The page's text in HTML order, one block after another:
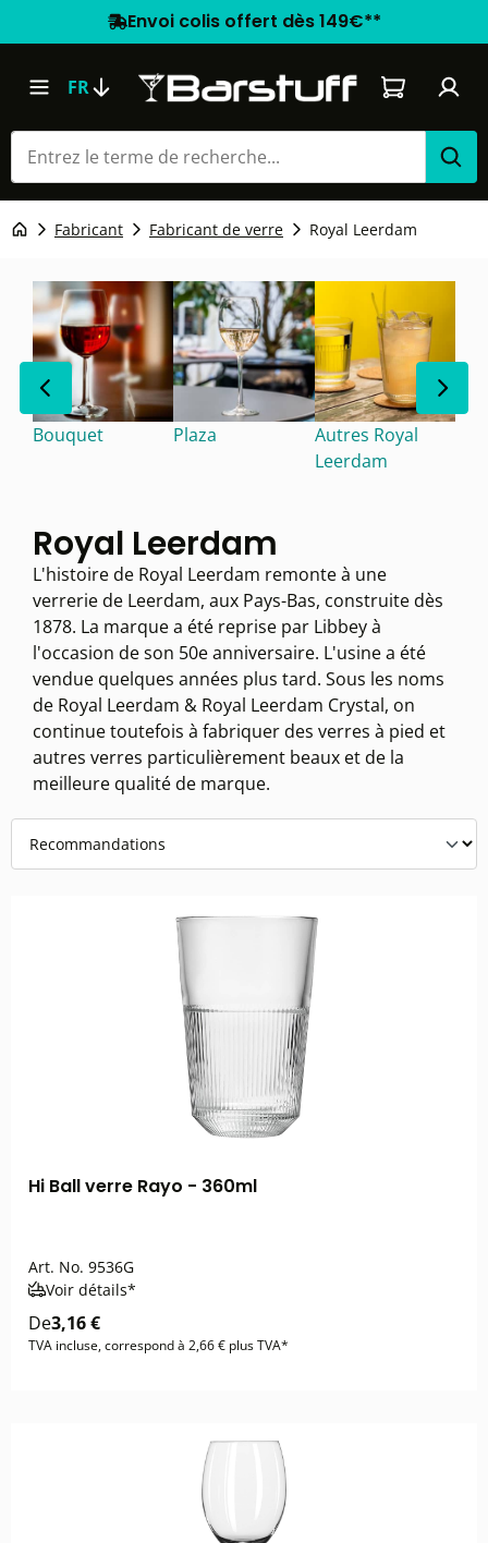
Envoi colis offert dès 149€**
FR Le panier
Fabricant Fabricant de verre Royal Leerdam
Bouquet Plaza
Autres Royal
Leerdam
Royal Leerdam
L'histoire de Royal Leerdam remonte à une
verrerie de Leerdam, aux Pays-Bas, construite dès
1878. La marque a été reprise par Libbey à
l'occasion de son 50e anniversaire. L'usine a été
vendue quelques années plus tard. Sous les noms
de Royal Leerdam & Royal Leerdam Crystal, on
continue toutefois à fabriquer des verres à pied et
autres verres particulièrement beaux et de la
meilleure qualité de marque.
Hi Ball verre Rayo - 360ml
Art. No. 9536G
Voir détails*
De3,16 €
TVA incluse, correspond à 2,66 € plus TVA*